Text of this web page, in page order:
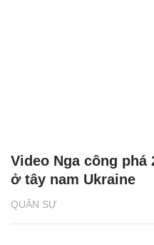
QUÂN SỰ
Video Nga công
ở tây nam Ukraine